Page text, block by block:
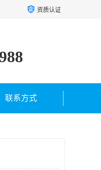
资质认证
联系方式